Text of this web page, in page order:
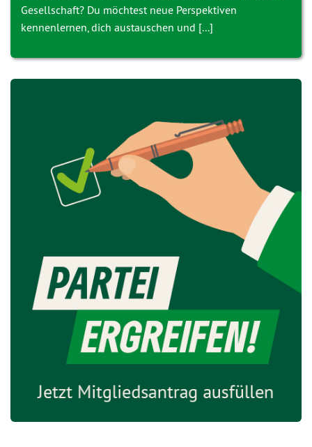
Gesellschaft? Du möchtest neue Perspektiven
kennenlernen, dich austauschen und [...]